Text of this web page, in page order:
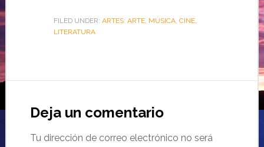
FILED UNDER: ARTES: ARTE, MÚSICA, CINE,
LITERATURA
Deja un comentario
Tu dirección de correo electrónico no será